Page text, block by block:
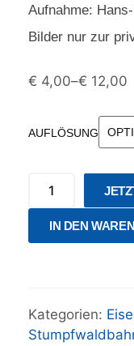
Aufnahme:
Bilder nur zur
€ 4,00–€ 12,00
AUFLÖSUNG
IN DEN
Kategorien: